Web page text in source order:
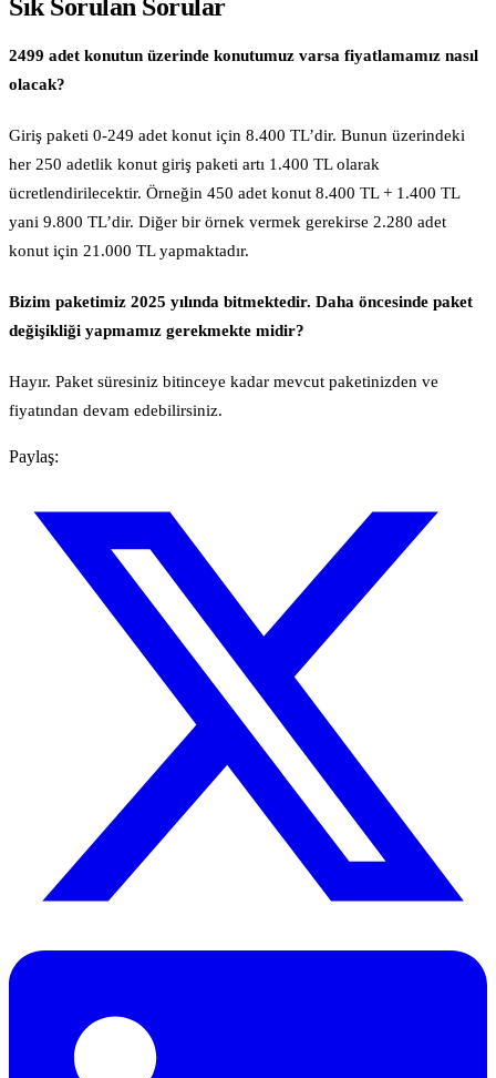
Sık Sorulan Sorular
2499 adet konutun üzerinde konutumuz varsa fiyatlamamız nasıl
olacak?
Giriş paketi 0-249 adet konut için 8.400 TL’dir. Bunun üzerindeki
her 250 adetlik konut giriş paketi artı 1.400 TL olarak
ücretlendirilecektir. Örneğin 450 adet konut 8.400 TL + 1.400 TL
yani 9.800 TL’dir. Diğer bir örnek vermek gerekirse 2.280 adet
konut için 21.000 TL yapmaktadır.
Bizim paketimiz 2025 yılında bitmektedir. Daha öncesinde paket
değişikliği yapmamız gerekmekte midir?
Hayır. Paket süresiniz bitinceye kadar mevcut paketinizden ve
fiyatından devam edebilirsiniz.
Paylaş: